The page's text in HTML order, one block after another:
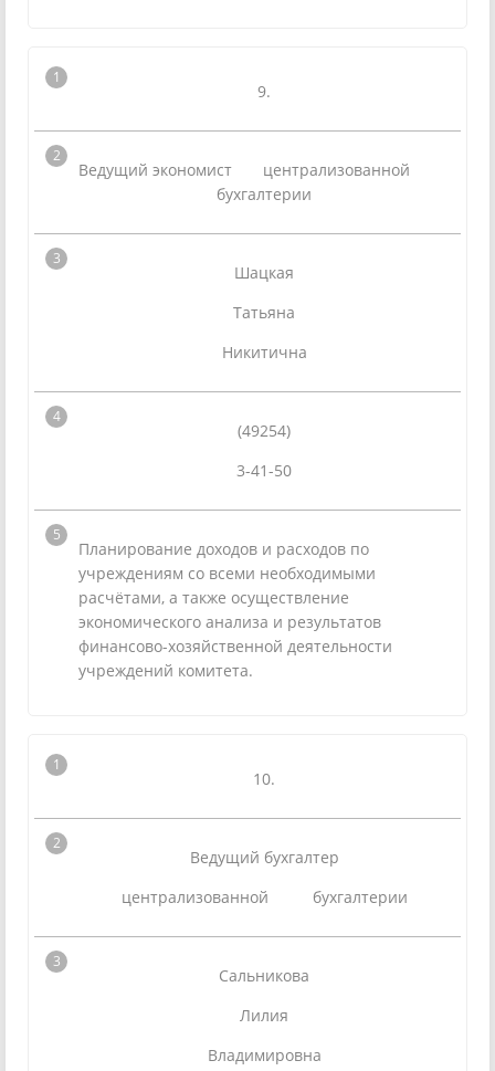
9.
Ведущий экономист централизованной
бухгалтерии
Шацкая
Татьяна
Никитична
(49254)
3-41-50
Планирование доходов и расходов по
учреждениям со всеми необходимыми
расчётами, а также осуществление
экономического анализа и результатов
финансово-хозяйственной деятельности
учреждений комитета.
10.
Ведущий бухгалтер
централизованной бухгалтерии
Сальникова
Лилия
Владимировна